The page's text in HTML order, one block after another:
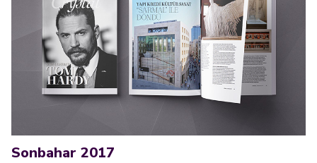
Sonbahar 2017